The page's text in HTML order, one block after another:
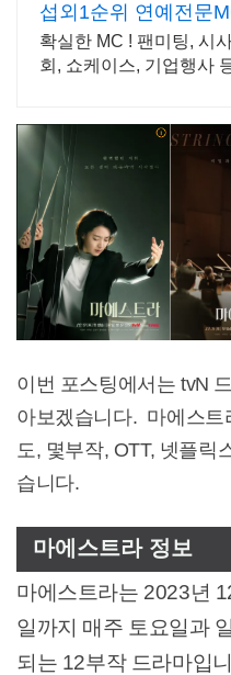
섭외1순위 연예전문
확실한 MC ! 팬미팅, 시
회, 쇼케이스, 기업행사
이번 포스팅에서는 tvN
아보겠습니다. 마에스트
도, 몇부작, OTT, 넷플릭
습니다.
마에스트라 정보
마에스트라는 2023년
일까지 매주 토요일과
되는 12부작 드라마입